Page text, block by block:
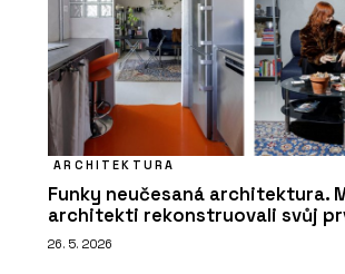
ARCHITEKTURA
Funky neučesaná architektura.
architekti rekonstruovali svůj
26. 5. 2026